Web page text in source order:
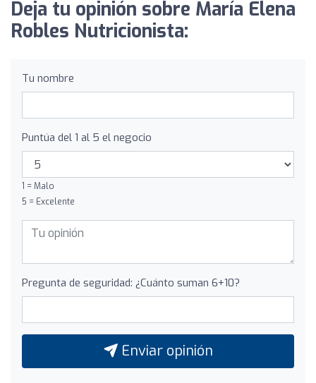
Deja tu opinión sobre María Elena
Robles Nutricionista:
Tu nombre
Puntúa del 1 al 5 el negocio
1 = Malo
5 = Excelente
Pregunta de seguridad: ¿Cuánto suman 6+10?
Enviar opinión